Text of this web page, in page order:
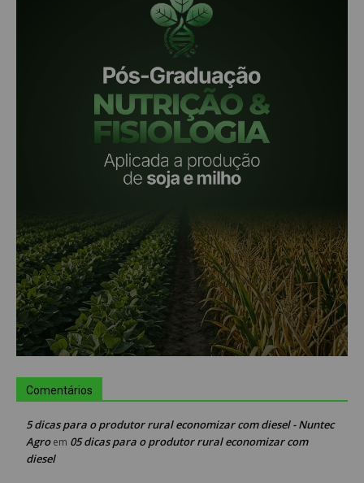
Comentários
5 dicas para o produtor rural economizar com diesel - Nuntec
Agroem 05 dicas para o produtor rural economizar com
diesel